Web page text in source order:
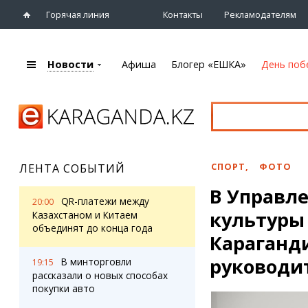
Горячая линия Контакты Рекламодателям
Караганды
eTV
Рассылка новостей
Персоны
Афиша
Театры
Спорт
Выставки
Цирк и зоопарк
Блогер «ЕШКА»
Лента блогера
Карты
Web-камеры
Новости Афиша Блогер «ЕШКА» День
ЛЕНТА СОБЫТИЙ
20:00
QR-платежи между
Казахстаном и Китаем
объединят до конца года
19:15
В минторговли
рассказали о новых способах
покупки авто
СПОРТ, ФОТО
В